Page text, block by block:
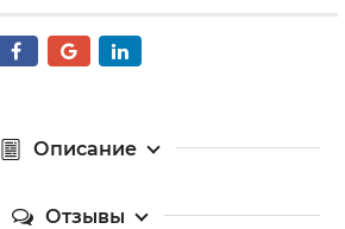
Описание
Отзывы